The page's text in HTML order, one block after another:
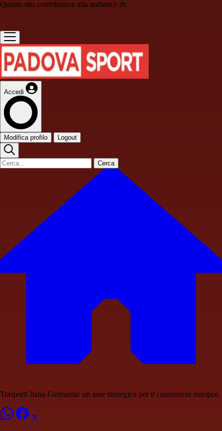
Questo sito contribuisce alla audience de
Accedi
Modifica profilo Logout
Cerca
Trasporti Italia-Germania: un asse strategico per il commercio europeo